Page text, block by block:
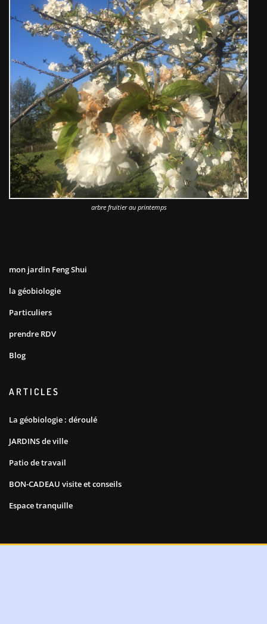
arbre fruitier au printemps
mon jardin Feng Shui
la géobiologie
Particuliers
prendre RDV
Blog
ARTICLES
La géobiologie : déroulé
JARDINS de ville
Patio de travail
BON-CADEAU visite et conseils
Espace tranquille